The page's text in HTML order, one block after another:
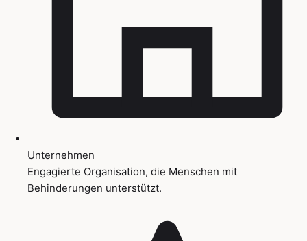
Unternehmen
Engagierte Organisation, die Menschen mit
Behinderungen unterstützt.